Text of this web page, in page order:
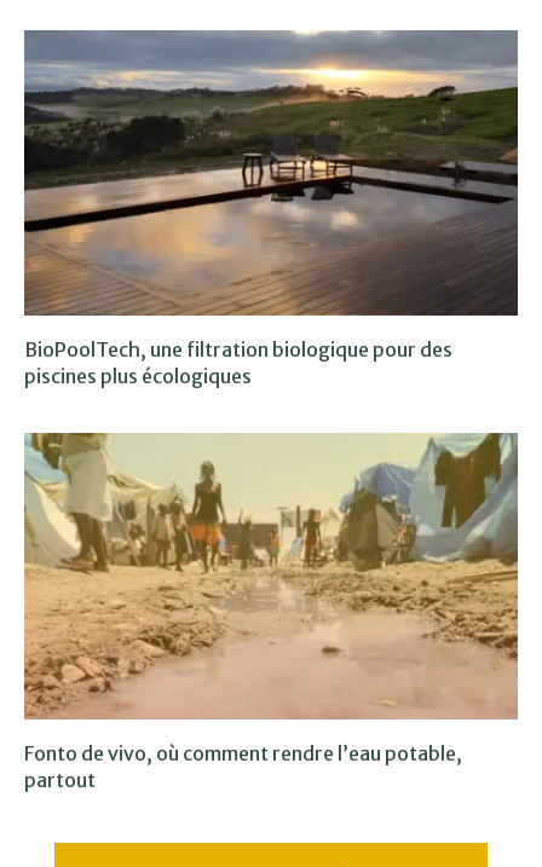
BioPoolTech, une filtration biologique pour des
piscines plus écologiques
Fonto de vivo, où comment rendre l’eau potable,
partout